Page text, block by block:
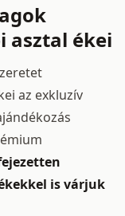
asztal ékei
az exkluzív
is várjuk